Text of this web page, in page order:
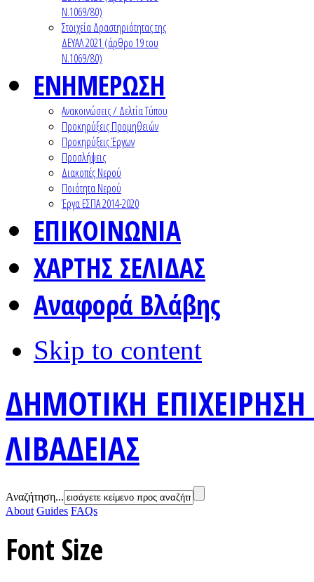
Ν.1069/80)
Στοιχεία Δραστηριότητας της
ΔΕΥΑΛ 2021 (άρθρο 19 του
Ν.1069/80)
ΕΝΗΜΕΡΩΣΗ
Ανακοινώσεις / Δελτία Τύπου
Προκηρύξεις Προμηθειών
Προκηρύξεις Έργων
Προσλήψεις
Διακοπές Νερού
Ποιότητα Νερού
Έργα ΕΣΠΑ 2014-2020
ΕΠΙΚΟΙΝΩΝΙΑ
ΧΑΡΤΗΣ ΣΕΛΙΔΑΣ
Αναφορά Βλάβης
Skip to content
ΔΗΜΟΤΙΚΗ
ΛΙΒΑΔΕΙΑΣ
Αναζήτηση...
About Guides FAQs
Font Size